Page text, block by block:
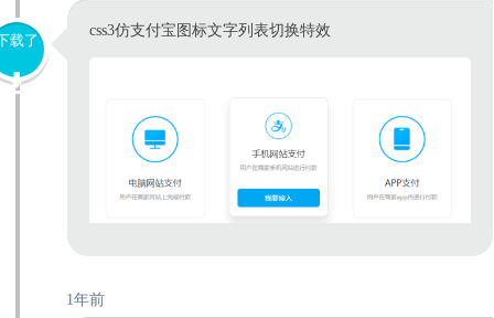
载了
css3仿支付宝图标文字列表切换特效
1年前